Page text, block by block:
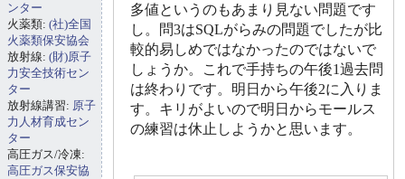
多値というのもあまり見ない問題です
し。問3はSQLがらみの問題でしたが比
較的易しめではなかったのではないで
しょうか。これで手持ちの午後1過去問
は終わりです。明日から午後2に入りま
す。キリがよいので明日からモールス
の練習は休止しようかと思います。
ンター
火薬類: (社)全国
火薬類保安協会
放射線: (財)原子
力安全技術セン
ター
放射線講習: 原子
力人材育成セン
ター
高圧ガス/冷凍:
高圧ガス保安協